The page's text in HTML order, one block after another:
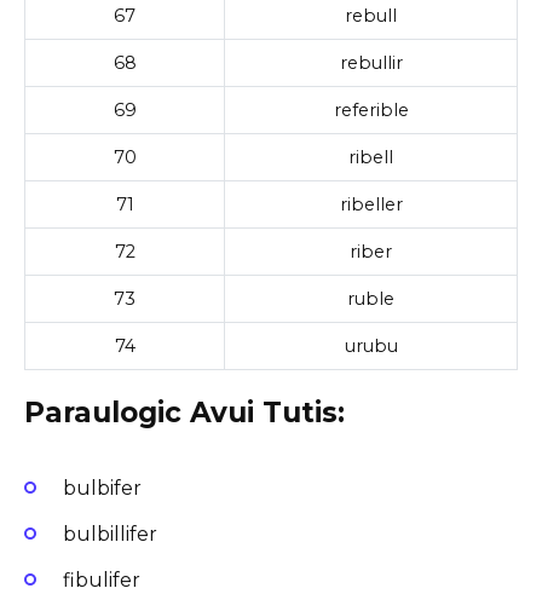
67 rebull
68 rebullir
69 referible
70 ribell
71 ribeller
72 riber
73 ruble
74 urubu
Paraulogic Avui Tutis:
bulbifer
bulbillifer
fibulifer